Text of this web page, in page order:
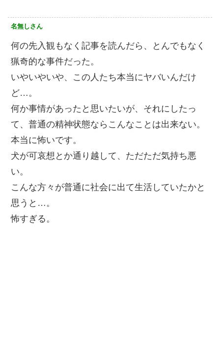
名無しさん
何の先入観もなく記事を読んだら、とんでもなく
猟奇的な事件だった。
いやいやいや、この人たち本当にヤバいんだけ
ど…。
何か事情があったと思いたいが、それにしたっ
て、普通の精神状態ならこんなことは出来ない。
本当に怖いです。
犬が可哀想とか通り越して、ただただ気持ち悪
い。
こんな方々が普通に社会に出て生活していたかと
思うと…。
怖すぎる。